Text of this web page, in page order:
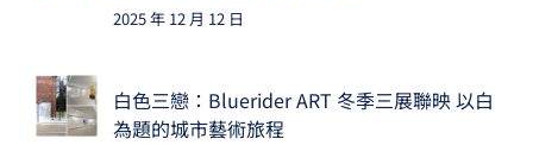
2025 年 12 月 12 日
白色三戀：Bluerider ART 冬季三展聯映 以白
為題的城市藝術旅程